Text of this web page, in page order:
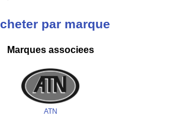
par marque
Marques associees
ATN